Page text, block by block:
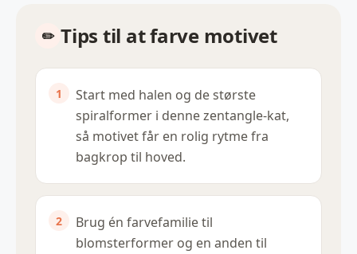
Tips til at farve motivet
Start med halen og de største
spiralformer i denne zentangle-kat,
så motivet får en rolig rytme fra
bagkrop til hoved.
Brug én farvefamilie til
blomsterformer og en anden til